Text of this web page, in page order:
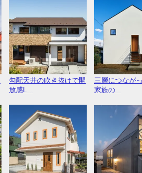
勾配天井の吹き抜けで開
放感L...
三層につなが
家族の...